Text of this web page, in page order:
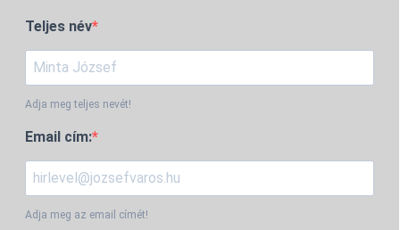
Teljes név
Adja meg teljes nevét!
Email cím:
Adja meg az email címét!